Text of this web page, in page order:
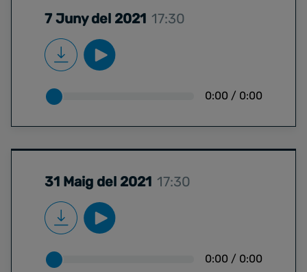
7 Juny del 2021 17:30
0:00 / 0:00
31 Maig del 2021 17:30
0:00 / 0:00